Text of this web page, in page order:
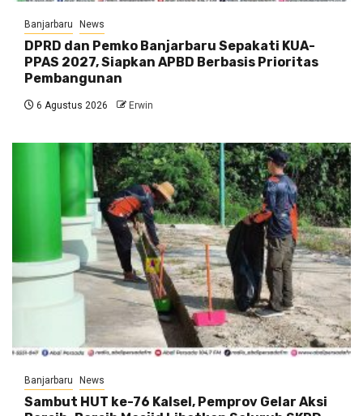
Banjarbaru News
DPRD dan Pemko Banjarbaru Sepakati KUA-
PPAS 2027, Siapkan APBD Berbasis Prioritas
Pembangunan
6 Agustus 2026 Erwin
Banjarbaru News
Sambut HUT ke-76 Kalsel, Pemprov Gelar Aksi